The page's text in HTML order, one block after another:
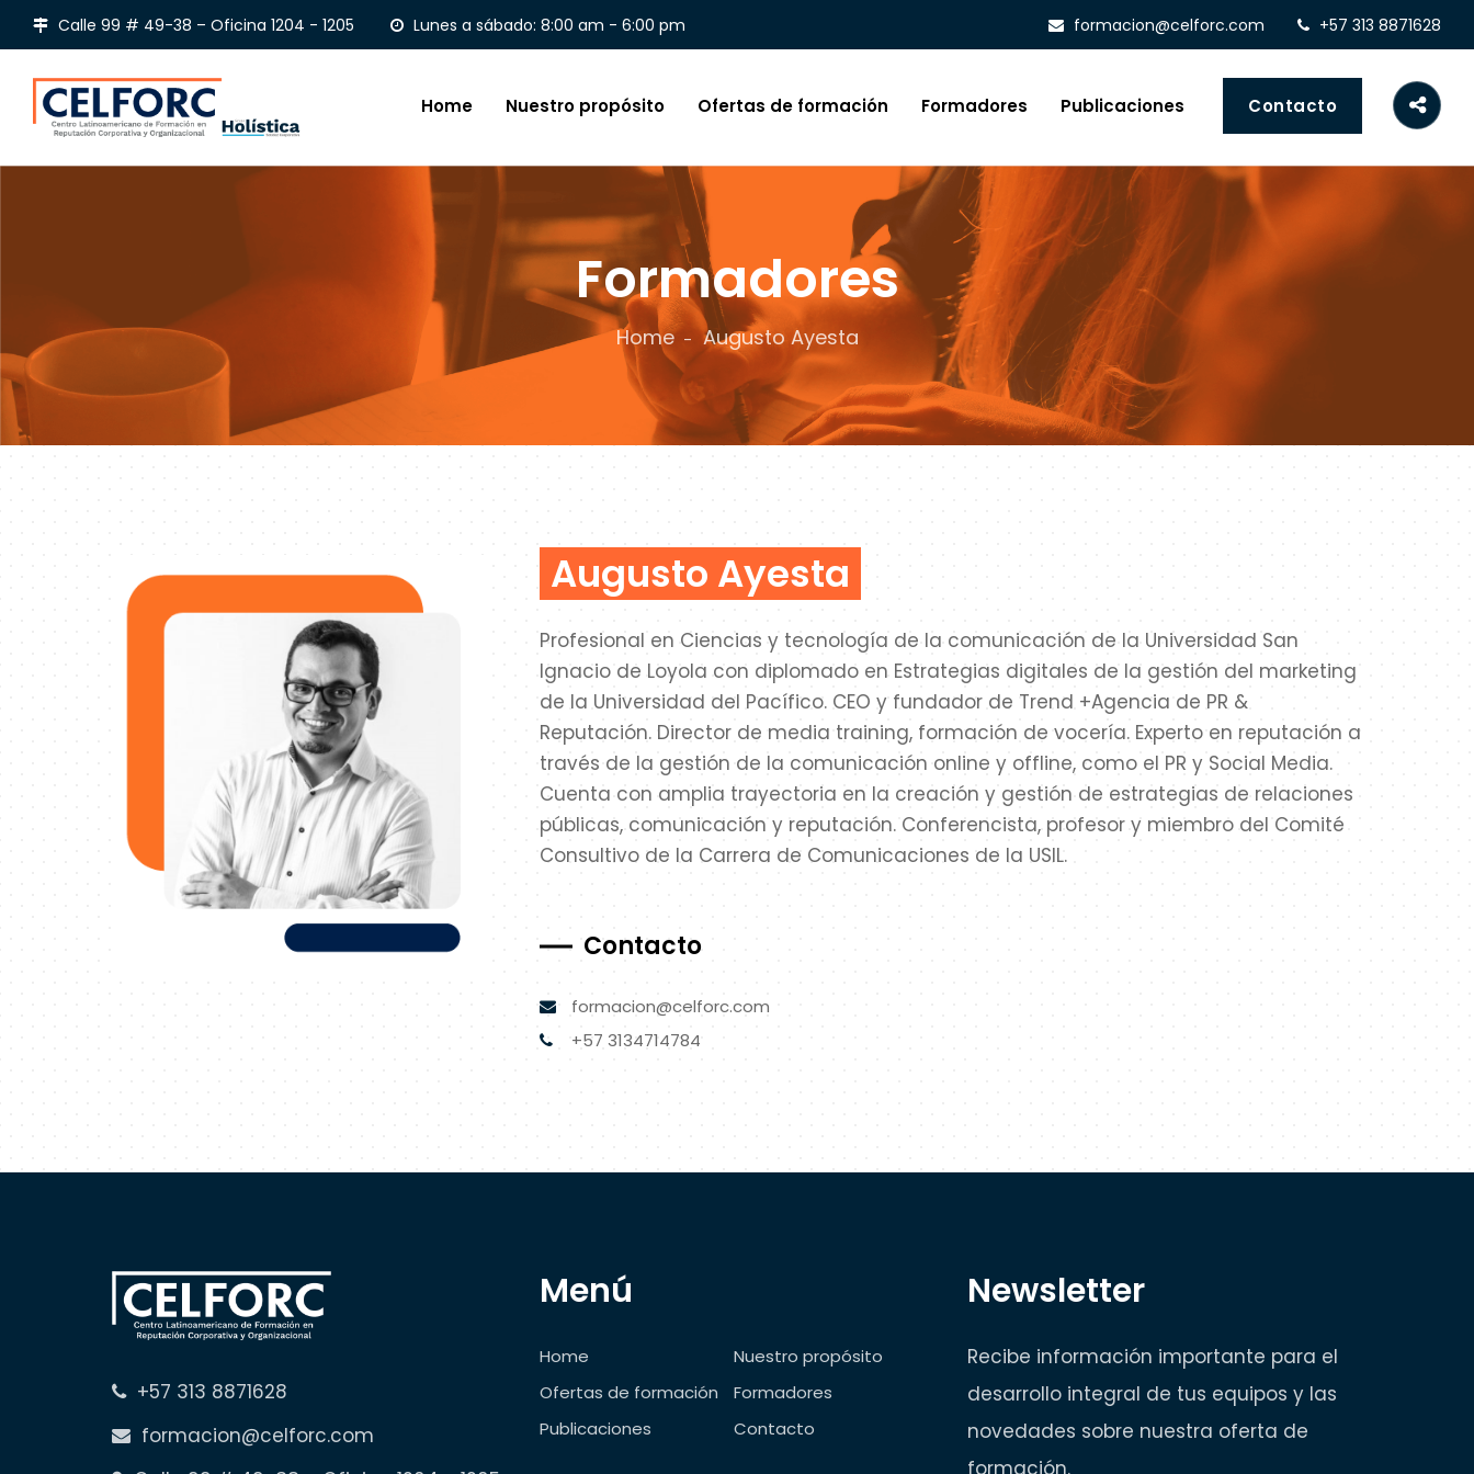
Calle 99 # 49-38 – Oficina 1204 - 1205 Lunes a sábado: 8:00 am - 6:00 pm +57 313 8871628
formacion@celforc.com
Home Nuestro propósito Ofertas de formación Formadores Publicaciones Contacto
Formadores
Home Augusto Ayesta
Augusto Ayesta
Profesional en Ciencias y tecnología de la comunicación de la Universidad San
Ignacio de Loyola con diplomado en Estrategias digitales de la gestión del marketing
de la Universidad del Pacífico. CEO y fundador de Trend +Agencia de PR &
Reputación. Director de media training, formación de vocería. Experto en reputación a
través de la gestión de la comunicación online y offline, como el PR y Social Media.
Cuenta con amplia trayectoria en la creación y gestión de estrategias de relaciones
públicas, comunicación y reputación. Conferencista, profesor y miembro del Comité
Consultivo de la Carrera de Comunicaciones de la USIL.
Contacto
formacion@celforc.com
+57 3134714784
+57 313 8871628
formacion@celforc.com
Menú
Home
Nuestro propósito
Ofertas de formación
Formadores
Publicaciones
Contacto
Newsletter
Recibe información importante para el
desarrollo integral de tus equipos y las
novedades sobre nuestra oferta de
formación.